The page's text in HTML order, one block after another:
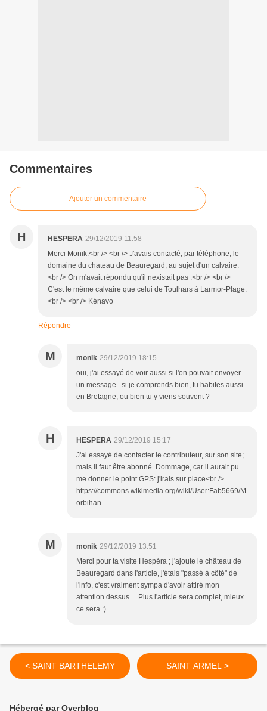
Commentaires
Ajouter un commentaire
H HESPERA 29/12/2019 11:58
Merci Monik.<br /> <br /> J'avais contacté, par téléphone, le
domaine du chateau de Beauregard, au sujet d'un calvaire.
<br /> On m'avait répondu qu'il nexistait pas .<br /> <br />
C'est le même calvaire que celui de Toulhars à Larmor-Plage.
<br /> <br /> Kénavo
Répondre
M monik 29/12/2019 18:15
oui, j'ai essayé de voir aussi si l'on pouvait envoyer
un message.. si je comprends bien, tu habites aussi
en Bretagne, ou bien tu y viens souvent ?
H HESPERA 29/12/2019 15:17
J'ai essayé de contacter le contributeur, sur son site;
mais il faut être abonné. Dommage, car il aurait pu
me donner le point GPS: j'irais sur place<br />
https://commons.wikimedia.org/wiki/User:Fab5669/M
orbihan
M monik 29/12/2019 13:51
Merci pour ta visite Hespéra ; j'ajoute le château de
Beauregard dans l'article, j'étais "passé à côté" de
l'info, c'est vraiment sympa d'avoir attiré mon
attention dessus ... Plus l'article sera complet, mieux
ce sera :)
< SAINT BARTHELEMY SAINT ARMEL >
Hébergé par Overblog